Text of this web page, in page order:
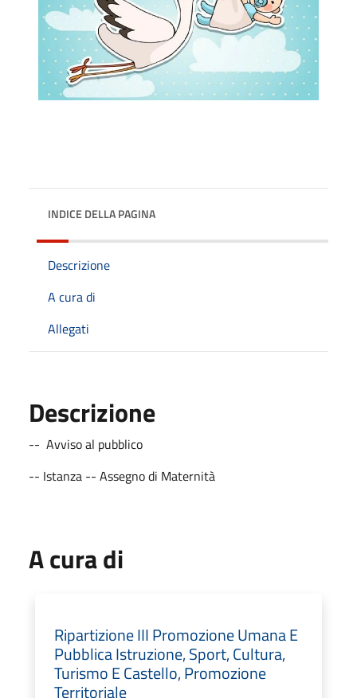
INDICE DELLA PAGINA
Descrizione
A cura di
Allegati
Descrizione
-- Avviso al pubblico
-- Istanza -- Assegno di Maternità
A cura di
Ripartizione III Promozione Umana E
Pubblica Istruzione, Sport, Cultura,
Turismo E Castello, Promozione
Territoriale